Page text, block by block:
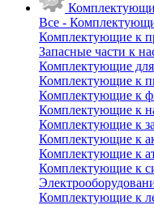
Все -
Комплектующие к
Запасные части к
Комплектующие
Комплектующие к
Комплектующие к
Комплектующие к
Комплектующие к
Комплектующие к
Комплектующие к
Комплектующие к
Комплектующие к